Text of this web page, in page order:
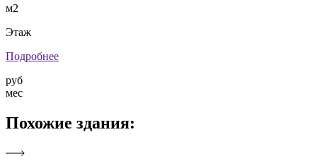
м2
Этаж
Подробнее
руб
мес
Похожие здания: